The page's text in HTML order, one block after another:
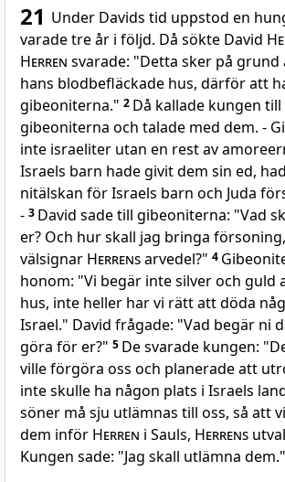
21 Under Davids tid uppstod en
varade tre år i följd. Då sökte David
Herren svarade: "Detta sker på grund
hans blodbefläckade hus, därför att
gibeoniterna." 2 Då kallade kungen till
gibeoniterna och talade med dem. -
inte israeliter utan en rest av
Israels barn hade givit dem sin ed,
nitälskan för Israels barn och Juda
- 3 David sade till gibeoniterna: "Vad
er? Och hur skall jag bringa
välsignar Herrensarvedel?" 4
honom: "Vi begär inte silver och guld
hus, inte heller har vi rätt att döda
Israel." David frågade: "Vad begär ni
göra för er?" 5 De svarade kungen:
ville förgöra oss och planerade att
inte skulle ha någon plats i Israels
söner må sju utlämnas till oss, så att
dem inför Herren i Sauls, Herrens
Kungen sade: "Jag skall utlämna dem."